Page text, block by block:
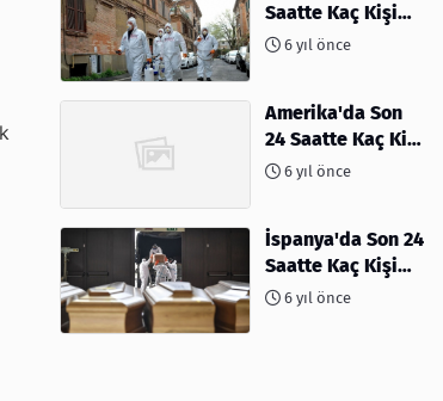
Saatte Kaç Kişi
Öldü6 yıl önce
Amerika'da Son
24 Saatte Kaç Kişi
Öldü - 06 Nisan
6 yıl önce
İspanya'da Son 24
Saatte Kaç Kişi
Öldü6 yıl önce